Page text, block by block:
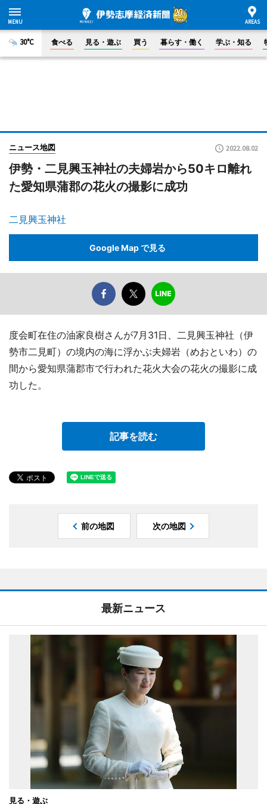
30°C 食べる 見る・遊ぶ 買う 暮らす・働く 学ぶ・知る
ニュース地図 2022.08.02
伊勢・二見興玉神社の夫婦岩から50キロ離れ
た愛知県蒲郡の花火の撮影に成功
二見興玉神社
Google Map で見る
度会町在住の油家良樹さんが7月31日、二見興玉神社（伊
勢市二見町）の境内の海に浮かぶ夫婦岩（めおといわ）の
間から愛知県蒲郡市で行われた花火大会の花火の撮影に成
功した。
記事を読む
前の地図 次の地図
最新ニュース
見る・遊ぶ